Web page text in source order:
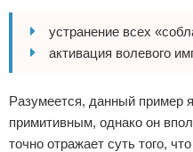
устранение всех
активация волевого
Разумеется, данный пример
примитивным, однако он
точно отражает суть того,